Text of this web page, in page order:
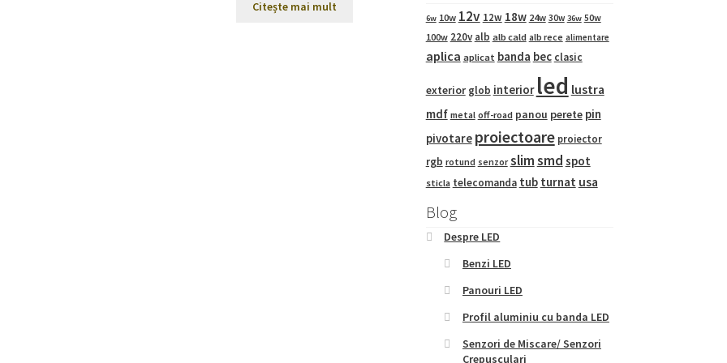
Citește mai mult
6w 10w 12v 12w 18w 24w 30w 36w 50w
100w 220v alb alb cald alb rece alimentare
aplica aplicat banda bec clasic
exterior glob interior led lustra
mdf metal off-road panou perete pin
pivotare proiectoare proiector
rgb rotund senzor slimsmd spot
sticla telecomanda tub turnat usa
Blog
Despre LED
Benzi LED
Panouri LED
Profil aluminiu cu banda LED
Senzori de Miscare/ Senzori
Crepusculari